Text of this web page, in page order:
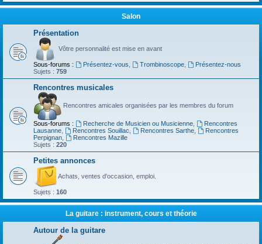
Salon
Présentation
Vôtre personnalité est mise en avant
Sous-forums : Présentez-vous Trombinoscope,
Présentez-nous
Sujets : 759
Rencontres musicales
Rencontres amicales organisées par les membres du forum
Sous-forums : Recherche de Musicien ou Musicienne,
Rencontres
Lausanne
Rencontres Souillac Rencontres Sarthe,
Rencontres
Perpignan
Rencontres Mazille
Sujets : 220
Petites annonces
Achats, ventes d'occasion, emploi.
Sujets : 160
La guitare : instrument, cours et théorie
Autour de la guitare